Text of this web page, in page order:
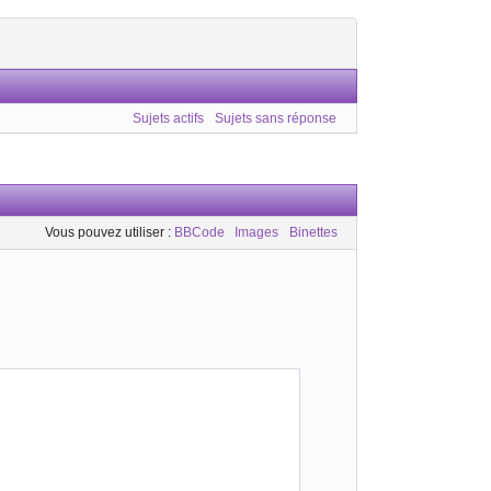
Sujets actifs Sujets sans réponse
Vous pouvez utiliser : BBCode Images Binettes